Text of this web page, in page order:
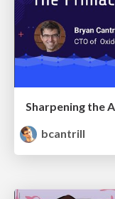
Sharpening the
bcantrill